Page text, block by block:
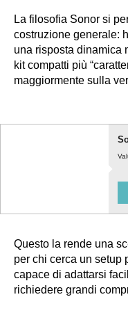
La filosofia Sonor si
costruzione generale:
una risposta dinamica
kit compatti più
maggiormente sulla
Questo la rende una
per chi cerca un setup
capace di adattarsi
richiedere grandi